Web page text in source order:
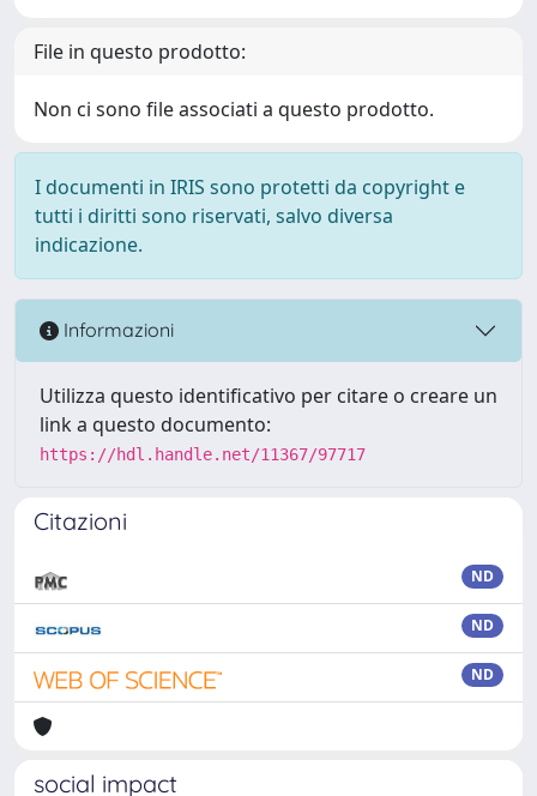
File in questo prodotto:
Non ci sono file associati a questo prodotto.
I documenti in IRIS sono protetti da copyright e
tutti i diritti sono riservati, salvo diversa
indicazione.
Informazioni
Utilizza questo identificativo per citare o creare un
link a questo documento:
https://hdl.handle.net/11367/97717
Citazioni
ND
ND
ND
social impact